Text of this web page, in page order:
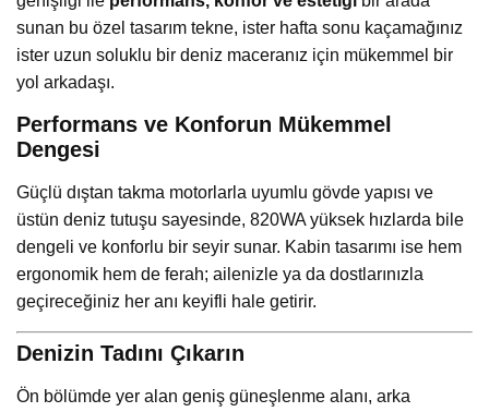
sunan bu özel tasarım tekne, ister hafta sonu kaçamağınız
ister uzun soluklu bir deniz maceranız için mükemmel bir
yol arkadaşı.
Performans ve Konforun Mükemmel
Dengesi
Güçlü dıştan takma motorlarla uyumlu gövde yapısı ve
üstün deniz tutuşu sayesinde, 820WA yüksek hızlarda bile
dengeli ve konforlu bir seyir sunar. Kabin tasarımı ise hem
ergonomik hem de ferah; ailenizle ya da dostlarınızla
geçireceğiniz her anı keyifli hale getirir.
Denizin Tadını Çıkarın
Ön bölümde yer alan geniş güneşlenme alanı, arka